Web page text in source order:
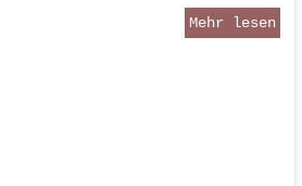
Mehr lesen